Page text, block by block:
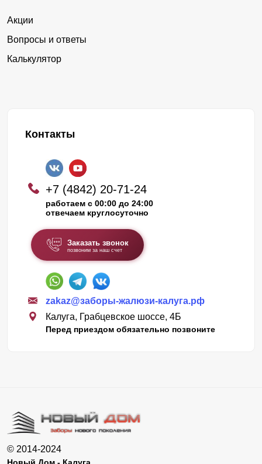
Акции
Вопросы и ответы
Калькулятор
Контакты
+7 (4842) 20-71-24
работаем с 00:00 до 24:00
отвечаем круглосуточно
Заказать звонок
позвоним за наш счет
zakaz@заборы-жалюзи-калуга.рф
Калуга, Грабцевское шоссе, 4Б
Перед приездом обязательно позвоните
© 2014-2024
Новый Дом - Калуга